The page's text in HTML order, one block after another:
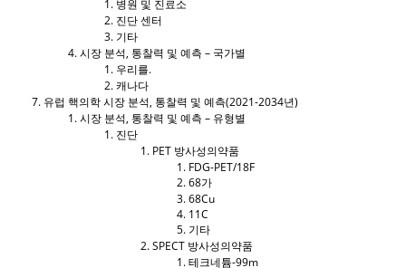
병원 및 진료소
진단 센터
기타
시장 분석, 통찰력 및 예측 – 국가별
우리를.
캐나다
유럽 ​​핵의학 시장 분석, 통찰력 및 예측(2021-2034년)
시장 분석, 통찰력 및 예측 – 유형별
진단
PET 방사성의약품
FDG-PET/18F
68가
68Cu
11C
기타
SPECT 방사성의약품
테크네튬-99m